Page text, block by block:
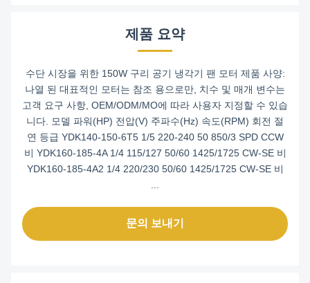
제품 요약
수단 시장을 위한 150W 구리 공기 냉각기 팬 모터 제품 사양:
나열 된 대표적인 모터는 참조 용으로만, 치수 및 매개 변수는
고객 요구 사항, OEM/ODM/MO에 따라 사용자 지정할 수 있습
니다. 모델 파워(HP) 전압(V) 주파수(Hz) 속도(RPM) 회전 절
연 등급 YDK140-150-6T5 1/5 220-240 50 850/3 SPD CCW
비 YDK160-185-4A 1/4 115/127 50/60 1425/1725 CW-SE 비
YDK160-185-4A2 1/4 220/230 50/60 1425/1725 CW-SE 비
...
문의 보내기